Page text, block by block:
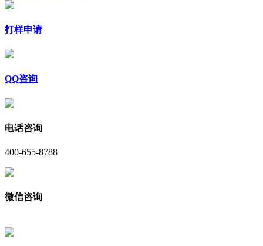
打样申请
QQ咨询
电话咨询
400-655-8788
微信咨询